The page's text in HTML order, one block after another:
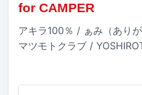
for CAMPER
アキラ100％ / ぁみ（あり
マツモトクラブ /